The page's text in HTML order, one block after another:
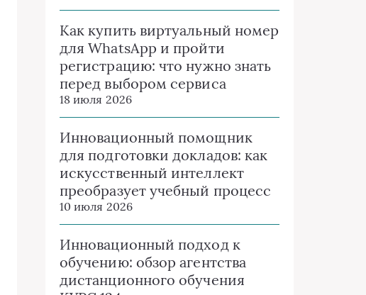
Как купить виртуальный номер
для WhatsApp и пройти
регистрацию: что нужно знать
перед выбором сервиса
18 июля 2026
Инновационный помощник
для подготовки докладов: как
искусственный интеллект
преобразует учебный процесс
10 июля 2026
Инновационный подход к
обучению: обзор агентства
дистанционного обучения